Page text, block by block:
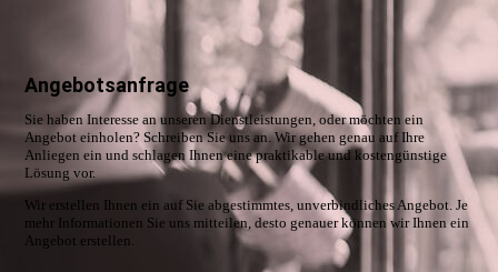
Angebotsanfrage
Sie haben Interesse an unseren Dienstleistungen, oder möchten ein
Angebot einholen? Schreiben Sie uns an. Wir gehen genau auf Ihre
Anliegen ein und schlagen Ihnen eine praktikable und kostengünstige
Lösung vor.
Wir erstellen Ihnen ein auf Sie abgestimmtes, unverbindliches Angebot. Je
mehr Informationen Sie uns mitteilen, desto genauer können wir Ihnen ein
Angebot erstellen.